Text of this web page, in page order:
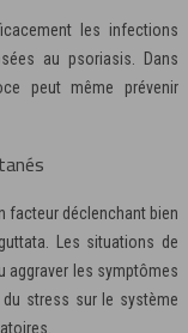
les infections
au psoriasis. Dans
peut même prévenir
facteur déclenchant bien
Les situations de
aggraver les symptômes
du stress sur le système